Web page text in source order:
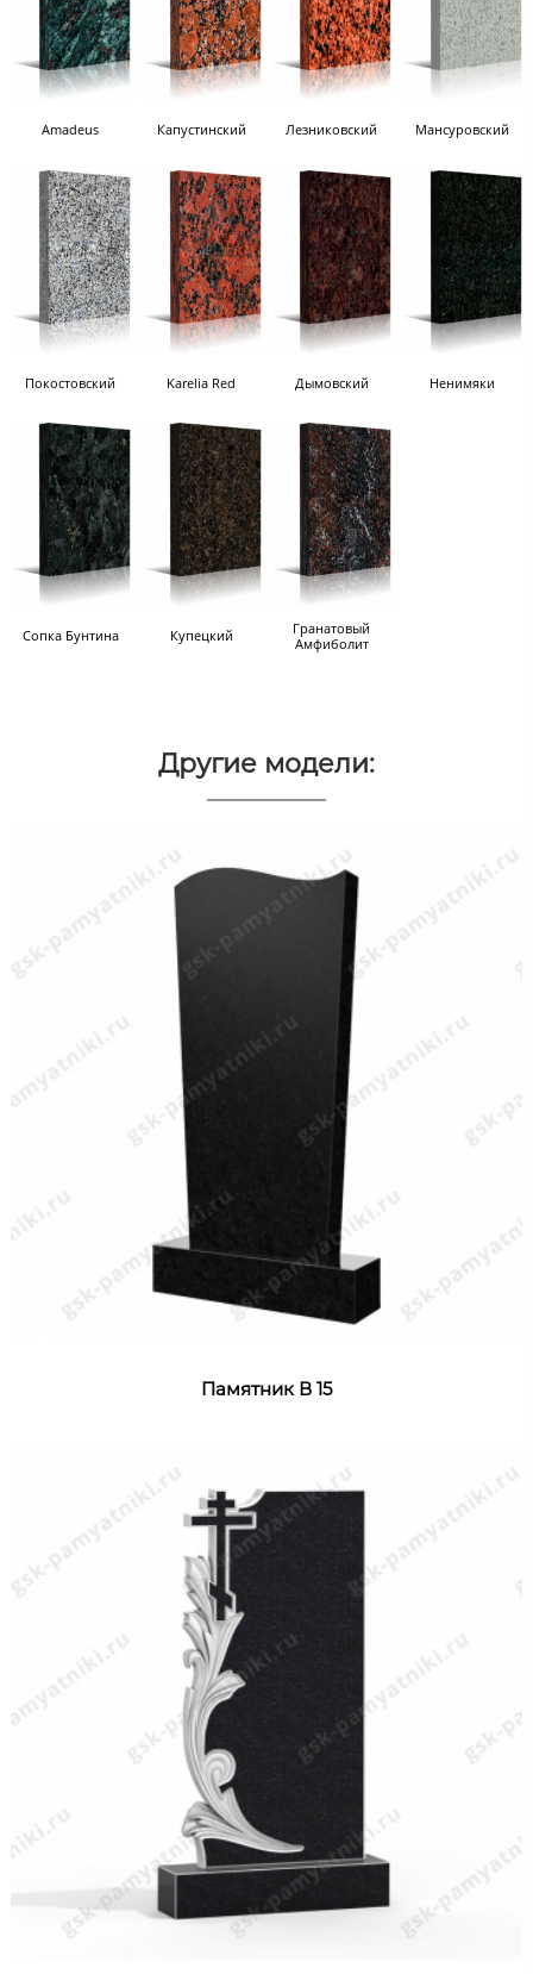
Amadeus Капустинский Лезниковский Мансуровский
Покостовский Karelia Red Дымовский Ненимяки
Сопка Бунтина Купецкий
Гранатовый
Амфиболит
Другие модели:
Памятник В 15